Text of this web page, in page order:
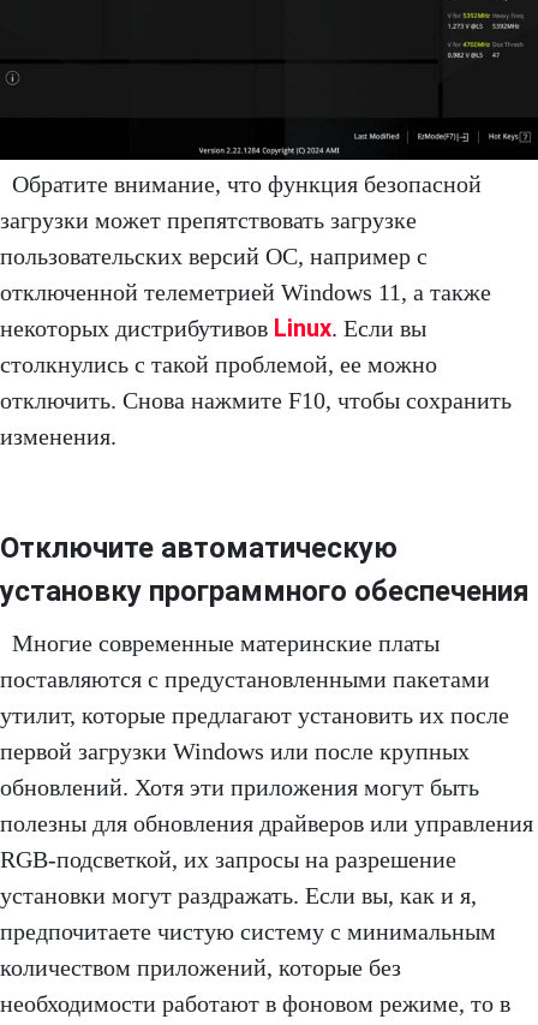
Обратите внимание, что функция безопасной
загрузки может препятствовать загрузке
пользовательских версий ОС, например с
отключенной телеметрией Windows 11, а также
некоторых дистрибутивов Linux. Если вы
столкнулись с такой проблемой, ее можно
отключить. Снова нажмите F10, чтобы сохранить
изменения.
Отключите автоматическую
установку программного обеспечения
Многие современные материнские платы
поставляются с предустановленными пакетами
утилит, которые предлагают установить их после
первой загрузки Windows или после крупных
обновлений. Хотя эти приложения могут быть
полезны для обновления драйверов или управления
RGB-подсветкой, их запросы на разрешение
установки могут раздражать. Если вы, как и я,
предпочитаете чистую систему с минимальным
количеством приложений, которые без
необходимости работают в фоновом режиме, то в